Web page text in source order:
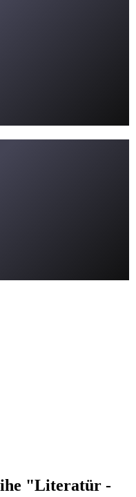
"Literatür -